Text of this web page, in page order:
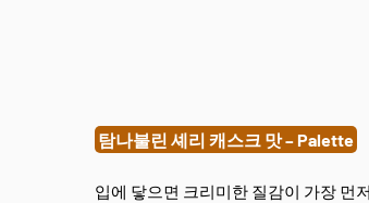
탐나불린 셰리 캐스크 맛 – Palette
입에 닿으면 크리미한 질감이 가장 먼